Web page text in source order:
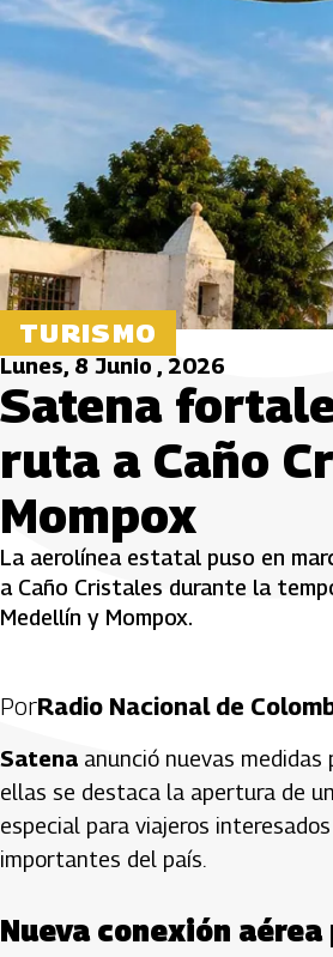
TURISMO
Lunes, 8 Junio , 2026
Satena
ruta a Caño
Mompox
La aerolínea estatal puso en
a Caño Cristales durante la
Medellín y Mompox.
PorRadio Nacional de
Satena anunció nuevas
ellas se destaca la apertura de
especial para viajeros
importantes del país.
Nueva conexión